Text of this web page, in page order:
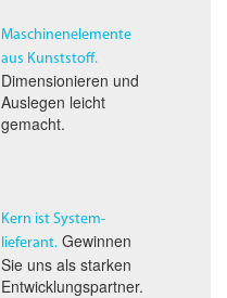
Maschinenelemente
aus Kunststoff.
Dimensionieren und
Auslegen leicht
gemacht.
Kern ist System­
lieferant.Gewinnen
Sie uns als starken
Entwicklungspartner.